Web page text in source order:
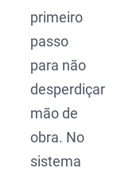
primeiro
passo
para não
desperdiçar
mão de
obra. No
sistema